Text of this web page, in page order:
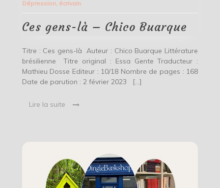
Buarque
Dépression, écrivain
Ces gens-là – Chico Buarque
Titre : Ces gens-là Auteur : Chico Buarque Littérature
brésilienne Titre original : Essa Gente Traducteur :
Mathieu Dosse Editeur : 10/18 Nombre de pages : 168
Date de parution : 2 février 2023 […]
Lire la suite